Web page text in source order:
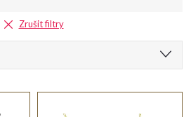
Zrušit filtry